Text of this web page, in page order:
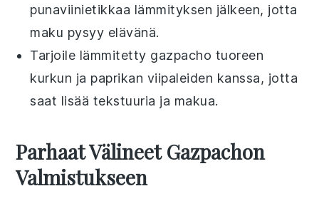
punaviinietikkaa lämmityksen jälkeen, jotta
maku pysyy elävänä.
Tarjoile lämmitetty gazpacho tuoreen
kurkun ja paprikan viipaleiden kanssa, jotta
saat lisää tekstuuria ja makua.
Parhaat Välineet Gazpachon
Valmistukseen